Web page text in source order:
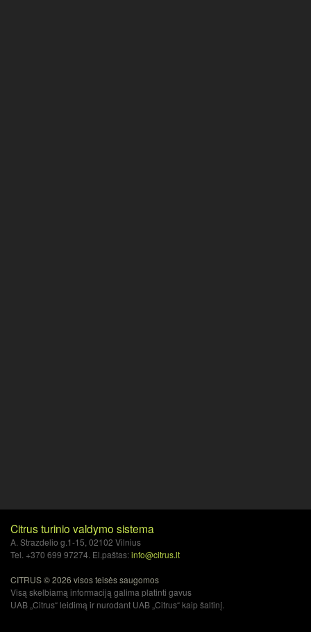
CITRUS © 2026 visos teisės saugomos
Visą skelbiamą informaciją galima platinti gavus
UAB „Citrus“ leidimą ir nurodant UAB „Citrus“ kaip šaltinį.
Citrus turinio valdymo sistema
A. Strazdelio g.1-15, 02102 Vilnius
Tel. +370 699 97274. El.paštas:info@citrus.lt